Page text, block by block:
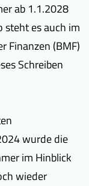
ab 1.1.2028
steht es auch im
Finanzen (BMF)
Schreiben
wurde die
im Hinblick
wieder